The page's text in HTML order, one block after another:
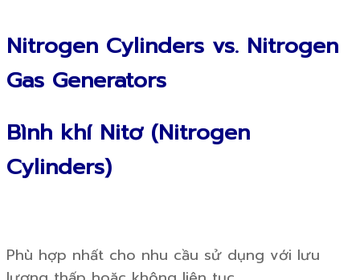
Nitrogen Cylinders vs. Nitrogen
Gas Generators
Bình khí Nitơ (Nitrogen
Cylinders)
Phù hợp nhất cho nhu cầu sử dụng với lưu